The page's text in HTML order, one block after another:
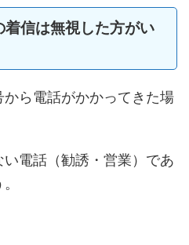
信は無視した方がい
ら電話がかかってきた場
電話（勧誘・営業）であ